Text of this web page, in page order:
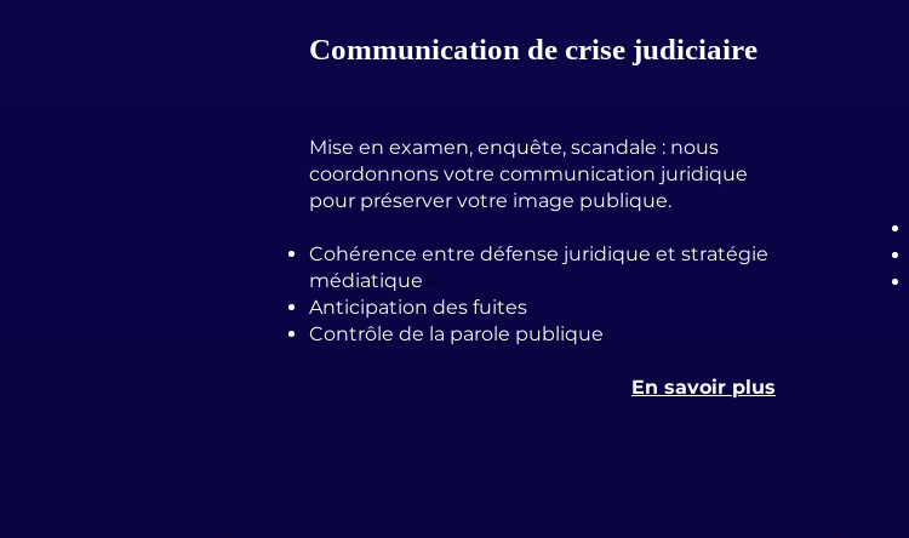
Communication de crise judiciaire
Mise en examen, enquête, scandale : nous
coordonnons votre communication juridique
pour préserver votre image publique.​
Cohérence entre défense juridique et stratégie
médiatique
Anticipation des fuites
Contrôle de la parole publique
En savoir plus